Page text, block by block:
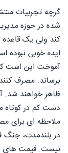
گرچه تجربیات
شده در حوزه
کند ولی یک
ایده خوبی نبوده
آموخت این است
برساند. مصرف
ظاهر خواهند شد.
دست کم در
ملاحظه ای برای
در بلندمدت،
نیست. قیمت های